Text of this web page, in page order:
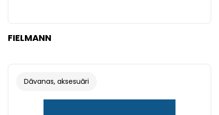
FIELMANN
Dāvanas, aksesuāri